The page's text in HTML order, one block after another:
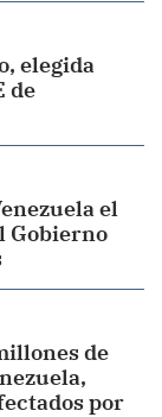
elegida
de
el
Gobierno
de
por